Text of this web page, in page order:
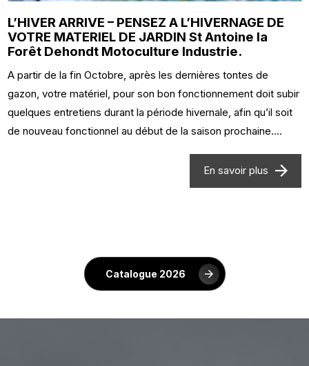
L’HIVER ARRIVE – PENSEZ A L’HIVERNAGE DE
VOTRE MATERIEL DE JARDIN St Antoine la
Forêt Dehondt Motoculture Industrie.
A partir de la fin Octobre, après les dernières tontes de
gazon, votre matériel, pour son bon fonctionnement doit subir
quelques entretiens durant la période hivernale, afin qu’il soit
de nouveau fonctionnel au début de la saison prochaine....
En savoir plus
Catalogue 2026